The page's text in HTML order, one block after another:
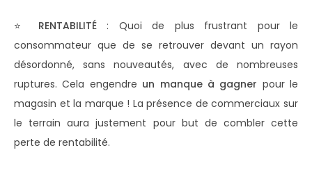
⭐ RENTABILITÉ: Quoi de plus frustrant pour le
consommateur que de se retrouver devant un rayon
désordonné, sans nouveautés, avec de nombreuses
ruptures. Cela engendre un manque à gagner pour le
magasin et la marque ! La présence de commerciaux sur
le terrain aura justement pour but de combler cette
perte de rentabilité.